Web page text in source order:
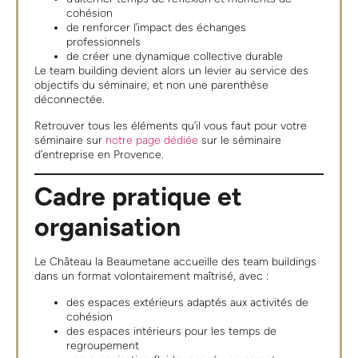
cohésion
de renforcer l’impact des échanges
professionnels
de créer une dynamique collective durable
Le team building devient alors un levier au service des
objectifs du séminaire, et non une parenthèse
déconnectée.
Retrouver tous les éléments qu’il vous faut pour votre
séminaire sur notre page dédiée sur le séminaire
d’entreprise en Provence.
Cadre pratique et
organisation
Le Château la Beaumetane accueille des team buildings
dans un format volontairement maîtrisé, avec :
des espaces extérieurs adaptés aux activités de
cohésion
des espaces intérieurs pour les temps de
regroupement